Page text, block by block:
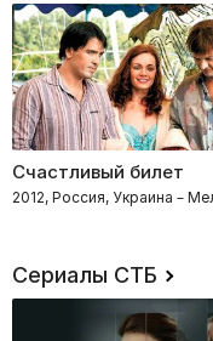
Счастливый билет
2012, Россия, Украина –
Сериалы СТБ